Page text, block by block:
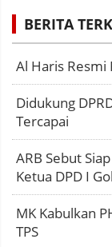
BERITA
Al Haris Resmi
Didukung
Tercapai
ARB Sebut
Ketua DPD I
MK Kabulkan
TPS